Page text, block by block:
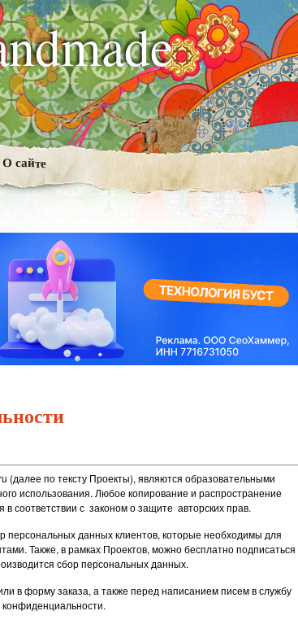
О сайте
(далее по тексту Проекты), являются образовательными
использования. Любое копирование и распространение
соответствии с законом о защите авторских прав.
персональных данных клиентов, которые необходимы для
Также, в рамках Проектов, можно бесплатно подписаться
сбор персональных данных.
в форму заказа, а также перед написанием писем в службу